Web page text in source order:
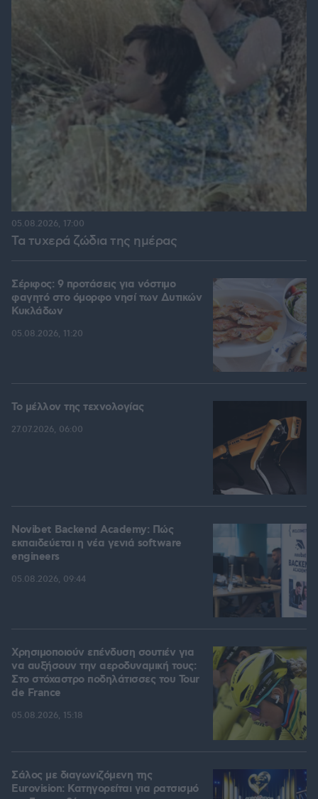
Τα τυχερά ζώδια της ημέρας
05.08.2026, 17:00
Σέριφος: 9 προτάσεις για νόστιμο
φαγητό στο όμορφο νησί των Δυτικών
Κυκλάδων
05.08.2026, 11:20
Το μέλλον της τεχνολογίας
27.07.2026, 06:00
Novibet Backend Academy: Πώς
εκπαιδεύεται η νέα γενιά software
engineers
05.08.2026, 09:44
Χρησιμοποιούν επένδυση σουτιέν για
να αυξήσουν την αεροδυναμική τους:
Στο στόχαστρο ποδηλάτισσες του Tour
de France
05.08.2026, 15:18
Σάλος με διαγωνιζόμενη της
Eurovision: Κατηγορείται για ρατσισμό